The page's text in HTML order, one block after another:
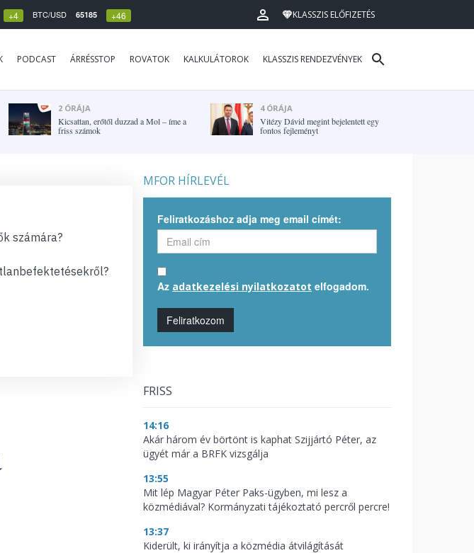
+4 BTC/USD 65185 +46 KLASSZIS ELŐFIZETÉS
PODCAST ÁRRÉSSTOP ROVATOK KALKULÁTOROK KLASSZIS RENDEZVÉNYEK
2 ÓRÁJA
Kicsattan, erőtől duzzad a Mol – íme a
friss számok
4 ÓRÁJA
Vitézy Dávid megint bejelentett egy
fontos fejleményt
számára?
MFOR HÍRLEVÉL
Feliratkozáshoz adja meg email címét:
Az adatkezelési nyilatkozatot elfogadom.
Feliratkozom
FRISS
14:16
Akár három év börtönt is kaphat Szijjártó Péter, az
ügyét már a BRFK vizsgálja
13:55
Mit lép Magyar Péter Paks-ügyben, mi lesz a
közmédiával? Kormányzati tájékoztató percről percre!
13:37
Kiderült, ki irányítja a közmédia átvilágítását